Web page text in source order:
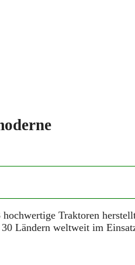
Traktoren
Ländern weltweit im